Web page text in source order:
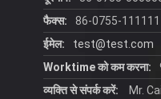
फैक्स:
86-0755-
ईमेल:
test@test.com
Worktime को कम करना:
व्यक्ति से संपर्क करें:
Mr. Cai